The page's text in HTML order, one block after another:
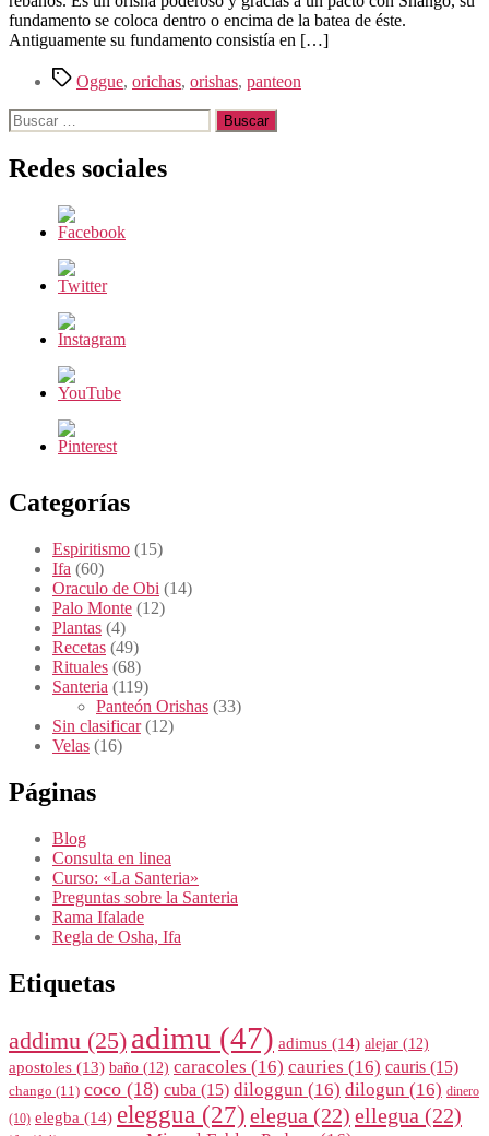
fundamento se coloca dentro o encima de la batea de éste.
Antiguamente su fundamento consistía en […]
Etiquetas
Oggue, orichas, orishas, panteon
Buscar:
Redes sociales
Categorías
Espiritismo (15)
Ifa (60)
Oraculo de Obi (14)
Palo Monte (12)
Plantas (4)
Recetas (49)
Rituales (68)
Santeria (119)
Panteón Orishas (33)
Sin clasificar(12)
Velas (16)
Páginas
Blog
Consulta en linea
Curso: «La Santeria»
Preguntas sobre la Santeria
Rama Ifalade
Regla de Osha, Ifa
Etiquetas
addimu (25) adimu (47) adimus (14) alejar (12)
apostoles (13) baño (12) caracoles (16) cauries (16) cauris (15)
chango (11) coco (18) cuba (15) diloggun (16) dilogun (16) dinero
(10) elegba (14) eleggua (27) elegua (22) ellegua (22)